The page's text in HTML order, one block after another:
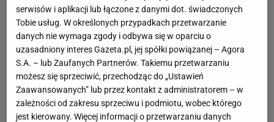
serwisów i aplikacji lub łączone z danymi dot. świadczonych
Tobie usług. W określonych przypadkach przetwarzanie
danych nie wymaga zgody i odbywa się w oparciu o
uzasadniony interes Gazeta.pl, jej spółki powiązanej – Agora
S.A. – lub Zaufanych Partnerów. Takiemu przetwarzaniu
możesz się sprzeciwić, przechodząc do „Ustawień
Zaawansowanych” lub przez kontakt z administratorem – w
zależności od zakresu sprzeciwu i podmiotu, wobec którego
jest kierowany. Więcej informacji o przetwarzaniu danych